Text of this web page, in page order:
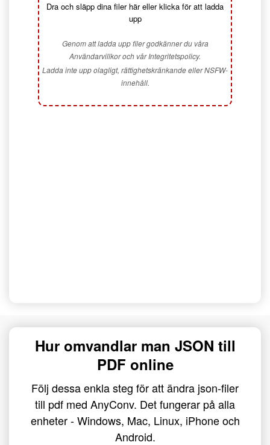
Dra och släpp dina filer här eller klicka för att ladda
upp
Genom att ladda upp filer godkänner du våra
Användarvillkor och vår Integritetspolicy.
Ladda inte upp olagligt, rättighetskränkande eller NSFW-
innehåll.
Hur omvandlar man JSON till
PDF online
Följ dessa enkla steg för att ändra json-filer
till pdf med AnyConv. Det fungerar på alla
enheter - Windows, Mac, Linux, iPhone och
Android.